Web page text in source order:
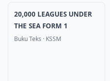
20,000 LEAGUES UNDER
THE SEA FORM 1
Buku Teks · KSSM